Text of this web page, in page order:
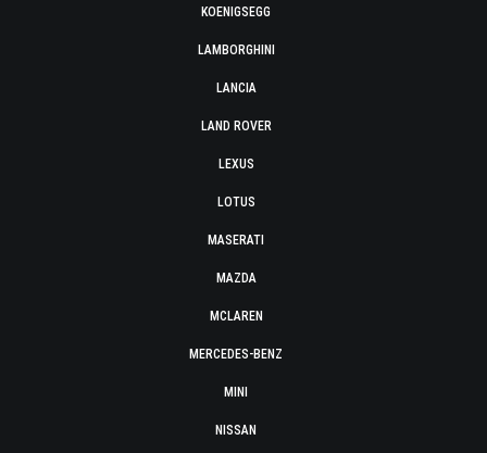
KOENIGSEGG
LAMBORGHINI
LANCIA
LAND ROVER
LEXUS
LOTUS
MASERATI
MAZDA
MCLAREN
MERCEDES-BENZ
MINI
NISSAN